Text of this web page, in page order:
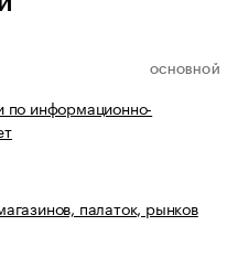
ОСНОВНОЙ
по информационно-
палаток, рынков